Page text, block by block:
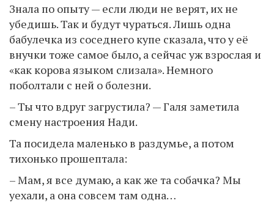
Знала по опыту — если люди не верят, их не
убедишь. Так и будут чураться. Лишь одна
бабулечка из соседнего купе сказала, что у её
внучки тоже самое было, а сейчас уж взрослая и
«как корова языком слизала». Немного
поболтали с ней о болезни.
– Ты что вдруг загрустила? — Галя заметила
смену настроения Нади.
Та посидела маленько в раздумье, а потом
тихонько прошептала:
– Мам, я все думаю, а как же та собачка? Мы
уехали, а она совсем там одна…